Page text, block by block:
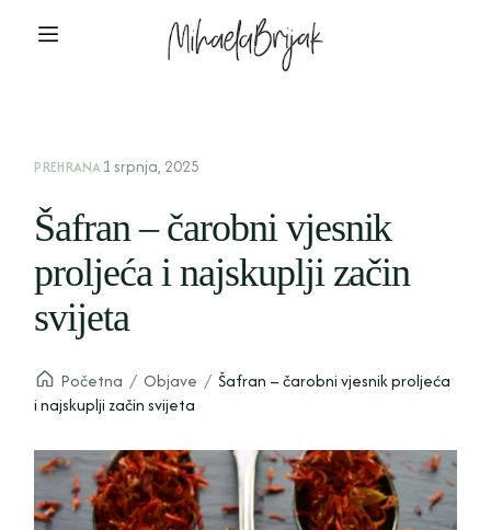
PREHRANA1 srpnja, 2025
Šafran – čarobni vjesnik
proljeća i najskuplji začin
svijeta
Početna / Objave / Šafran – čarobni vjesnik proljeća
i najskuplji začin svijeta